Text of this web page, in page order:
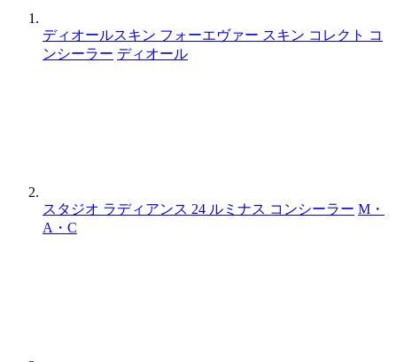
ディオールスキン フォーエヴァー スキン コレクト コ
ンシーラー ディオール
スタジオ ラディアンス 24 ルミナス コンシーラー M・
A・C